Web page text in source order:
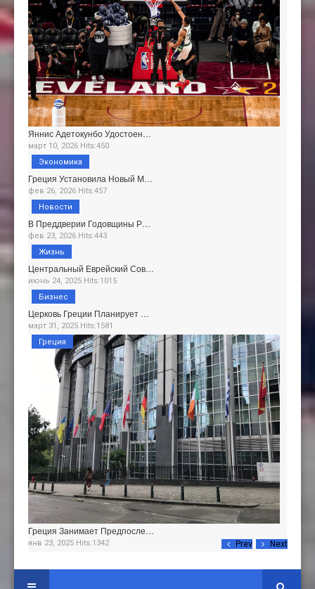
Prev Next
Яннис Адетокунбо Удостоен…
март 10, 2026 Hits:450
Греция Установила Новый М…
фев 26, 2026 Hits:457
Экономика
В Преддверии Годовщины Р…
фев 23, 2026 Hits:443
Новости
Центральный Еврейский Сов…
июнь 24, 2025 Hits:1015
Жизнь
Церковь Греции Планирует …
март 31, 2025 Hits:1581
Бизнес
Греция Занимает Предпосле…
янв 23, 2025 Hits:1342
Греция